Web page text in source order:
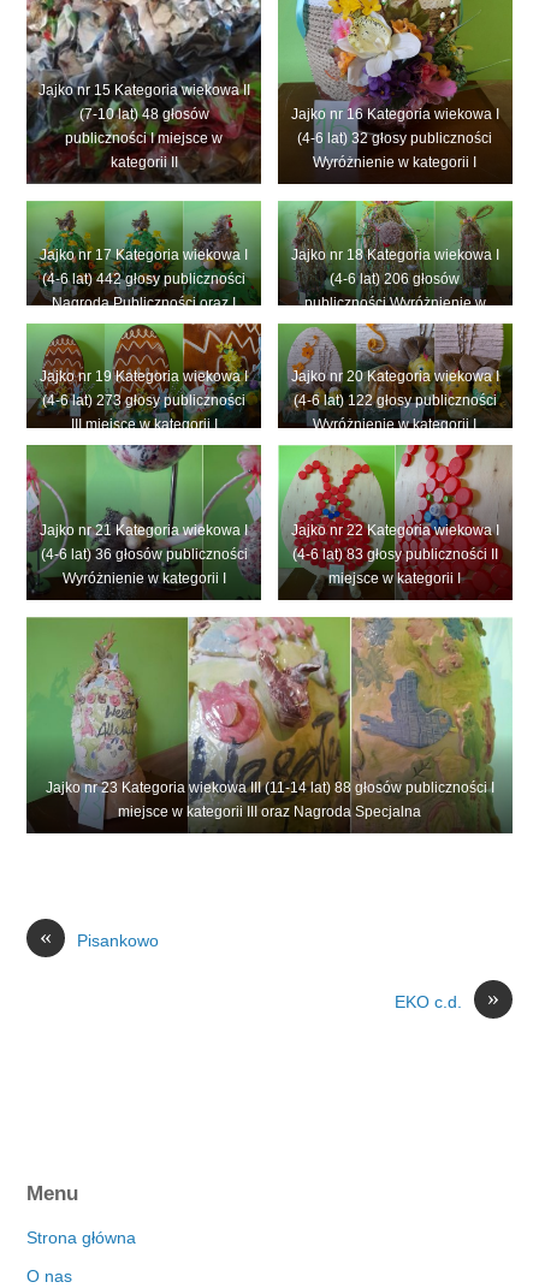
Jajko nr 15 Kategoria wiekowa II
(7-10 lat) 48 głosów
publiczności I miejsce w
kategorii II
Jajko nr 16 Kategoria wiekowa I
(4-6 lat) 32 głosy publiczności
Wyróżnienie w kategorii I
Jajko nr 17 Kategoria wiekowa I
(4-6 lat) 442 głosy publiczności
Nagroda Publiczności oraz I
miejsce w kategorii I
Jajko nr 18 Kategoria wiekowa I
(4-6 lat) 206 głosów
publiczności Wyróżnienie w
kategorii I
Jajko nr 19 Kategoria wiekowa I
(4-6 lat) 273 głosy publiczności
III miejsce w kategorii I
Jajko nr 20 Kategoria wiekowa I
(4-6 lat) 122 głosy publiczności
Wyróżnienie w kategorii I
Jajko nr 21 Kategoria wiekowa I
(4-6 lat) 36 głosów publiczności
Wyróżnienie w kategorii I
Jajko nr 22 Kategoria wiekowa I
(4-6 lat) 83 głosy publiczności II
miejsce w kategorii I
Jajko nr 23 Kategoria wiekowa III (11-14 lat) 88 głosów publiczności I
miejsce w kategorii III oraz Nagroda Specjalna
« Pisankowo
»
EKO c.d.
Menu
Strona główna
O nas